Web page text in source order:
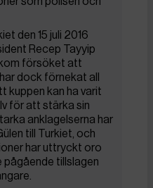
den 15 juli 2016
Recep Tayyip
försöket att
dock förnekat all
kuppen kan ha varit
för att stärka sin
anklagelserna har
till Turkiet, och
har uttryckt oro
tillslagen